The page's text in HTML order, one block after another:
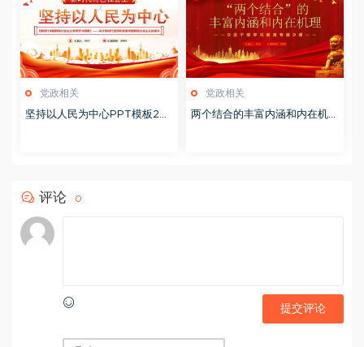
党政相关
坚持以人民为中心PPT模板20
党政相关
两个结合的丰富内涵和内在机理
评论 0
提交评论